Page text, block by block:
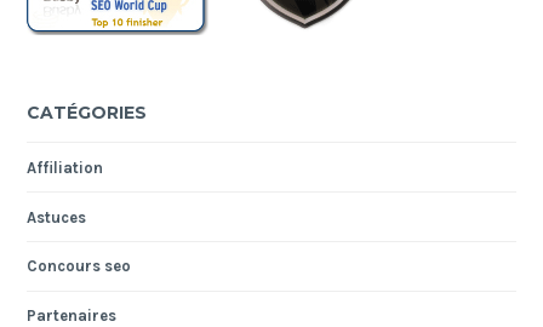
CATÉGORIES
Affiliation
Astuces
Concours seo
Partenaires